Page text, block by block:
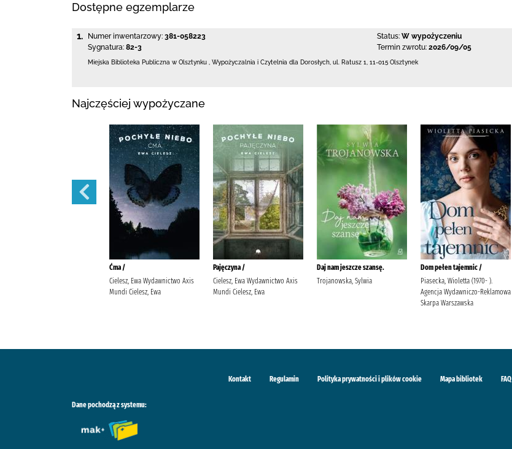
Dostępne egzemplarze
1. Numer inwentarzowy: 381-058223
Sygnatura: 82-3
Status: W wypożyczeniu
Termin zwrotu: 2026/09/05
Miejska Biblioteka Publiczna w Olsztynku Wypożyczalnia i Czytelnia dla Dorosłych, ul. Ratusz 1 11-015 Olsztynek
Najczęściej wypożyczane
Ćma /
Cielesz, Ewa Wydawnictwo Axis
Mundi Cielesz, Ewa
Pajęczyna /
Cielesz, Ewa Wydawnictwo Axis
Mundi Cielesz, Ewa
Daj nam jeszcze szansę.
Trojanowska, Sylwia
Dom pełen tajemnic /
Piasecka, Wioletta (1970- ).
Agencja Wydawniczo-Reklamowa
Skarpa Warszawska
Kontakt Regulamin Polityka prywatności i plików cookie Mapa bibliotek FAQ
Dane pochodzą z systemu: